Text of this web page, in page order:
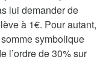
lui demander de
à 1€. Pour autant,
symbolique
l’ordre de 30% sur